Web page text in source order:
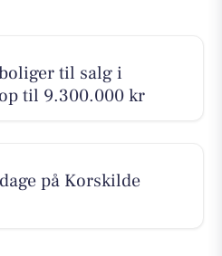
til salg i
til 9.300.000 kr
på Korskilde